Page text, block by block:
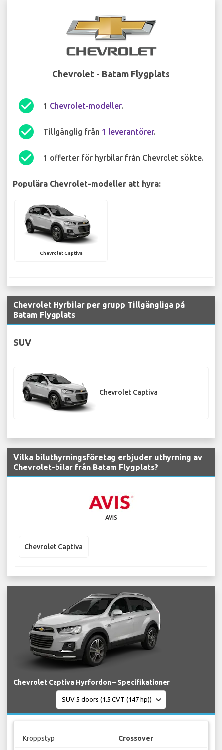
Chevrolet - Batam Flygplats
check_circle 1 Chevrolet-modeller.
check_circle Tillgänglig från 1 leverantörer.
check_circle 1 offerter för hyrbilar från Chevrolet sökte.
Populära Chevrolet-modeller att hyra:
Chevrolet Captiva
Chevrolet Hyrbilar per grupp Tillgängliga på
Batam Flygplats
SUV
Chevrolet Captiva
Vilka biluthyrningsföretag erbjuder uthyrning av
Chevrolet-bilar från Batam Flygplats?
AVIS
Chevrolet Captiva
Chevrolet Captiva Hyrfordon – Specifikationer
Kroppstyp Crossover